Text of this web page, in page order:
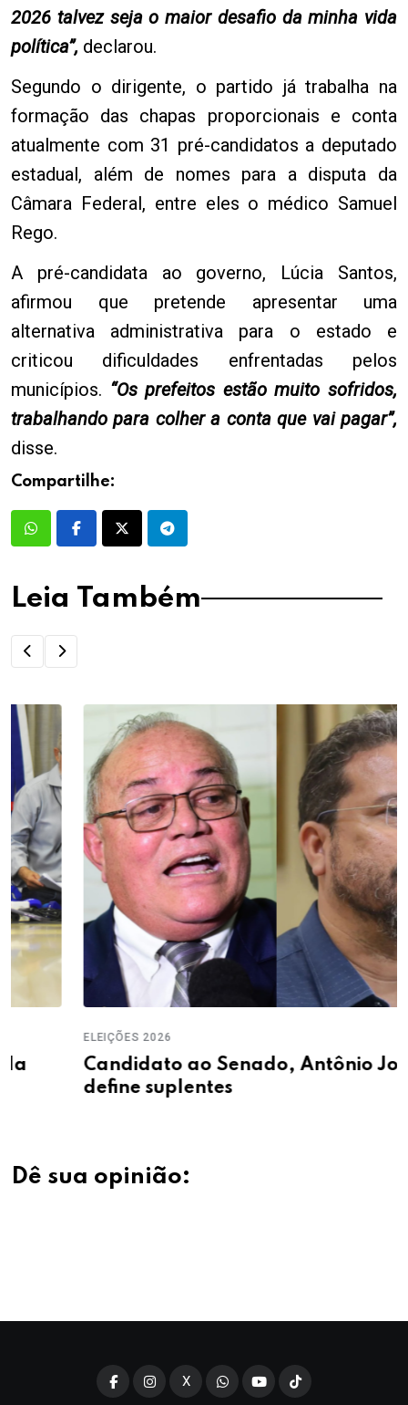
2026 talvez seja o maior desafio da minha vida
política”, declarou.
Segundo o dirigente, o partido já trabalha na
formação das chapas proporcionais e conta
atualmente com 31 pré-candidatos a deputado
estadual, além de nomes para a disputa da
Câmara Federal, entre eles o médico Samuel
Rego.
A pré-candidata ao governo, Lúcia Santos,
afirmou que pretende apresentar uma
alternativa administrativa para o estado e
criticou dificuldades enfrentadas pelos
municípios. “Os prefeitos estão muito sofridos,
trabalhando para colher a conta que vai pagar”,
disse.
Compartilhe:
Leia Também
ELEIÇÕES 2026
Candidato ao Senado, Antônio José Lira
define suplentes
Dê sua opinião:
X